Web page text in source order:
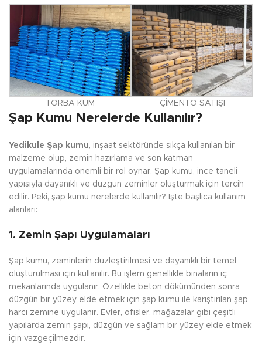
TORBA KUM ÇİMENTO SATIŞI
Şap Kumu Nerelerde Kullanılır?
Yedikule Şap kumu, inşaat sektöründe sıkça kullanılan bir
malzeme olup, zemin hazırlama ve son katman
uygulamalarında önemli bir rol oynar. Şap kumu, ince taneli
yapısıyla dayanıklı ve düzgün zeminler oluşturmak için tercih
edilir. Peki, şap kumu nerelerde kullanılır? İşte başlıca kullanım
alanları:
1. Zemin Şapı Uygulamaları
Şap kumu, zeminlerin düzleştirilmesi ve dayanıklı bir temel
oluşturulması için kullanılır. Bu işlem genellikle binaların iç
mekanlarında uygulanır. Özellikle beton dökümünden sonra
düzgün bir yüzey elde etmek için şap kumu ile karıştırılan şap
harcı zemine uygulanır. Evler, ofisler, mağazalar gibi çeşitli
yapılarda zemin şapı, düzgün ve sağlam bir yüzey elde etmek
için vazgeçilmezdir.